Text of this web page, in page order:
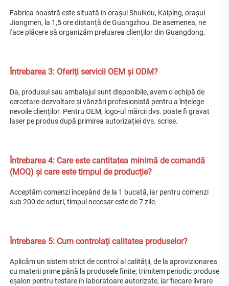
Fabrica noastră este situată în orașul Shuikou, Kaiping, orașul
Jiangmen, la 1,5 ore distanță de Guangzhou. De asemenea, ne
face plăcere să organizăm preluarea clienților din Guangdong.
Întrebarea 3: Oferiți servicii OEM și ODM?
Da, produsul sau ambalajul sunt disponibile, avem o echipă de
cercetare-dezvoltare și vânzări profesionistă pentru a înțelege
nevoile clienților. Pentru OEM, logo-ul mărcii dvs. poate fi gravat
laser pe produs după primirea autorizației dvs. scrise.
Întrebarea 4: Care este cantitatea minimă de comandă
(MOQ) și care este timpul de producție?
Acceptăm comenzi începând de la 1 bucată, iar pentru comenzi
sub 200 de seturi, timpul necesar este de 7 zile.
Întrebarea 5: Cum controlați calitatea produselor?
Aplicăm un sistem strict de control al calității, de la aprovizionarea
cu materii prime până la produsele finite; trimitem periodic produse
eșalon pentru testare în laboratoare autorizate, iar fiecare livrare